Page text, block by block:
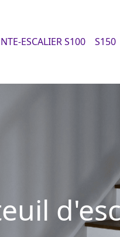
ESCALIER S100 S150